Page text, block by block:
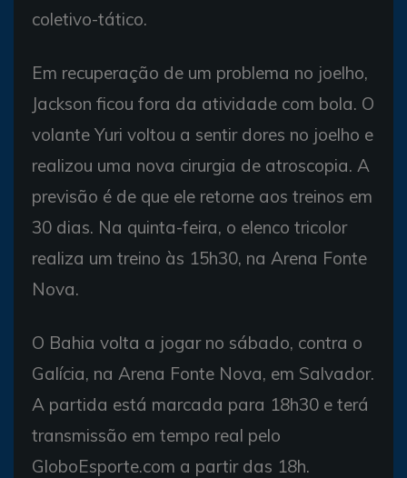
coletivo-tático.
Em recuperação de um problema no joelho,
Jackson ficou fora da atividade com bola. O
volante Yuri voltou a sentir dores no joelho e
realizou uma nova cirurgia de atroscopia. A
previsão é de que ele retorne aos treinos em
30 dias. Na quinta-feira, o elenco tricolor
realiza um treino às 15h30, na Arena Fonte
Nova.
O Bahia volta a jogar no sábado, contra o
Galícia, na Arena Fonte Nova, em Salvador.
A partida está marcada para 18h30 e terá
transmissão em tempo real pelo
GloboEsporte.com a partir das 18h.